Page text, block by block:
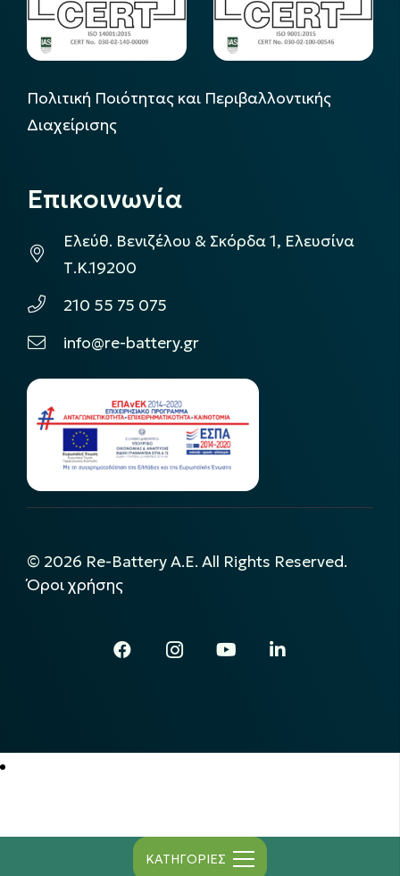
ΚΑΤΗΓΟΡΙΕΣ
Πολιτική Ποιότητας και Περιβαλλοντικής
Διαχείρισης
Επικοινωνία
Ελεύθ. Βενιζέλου & Σκόρδα 1, Ελευσίνα
Τ.Κ.19200
210 55 75 075
info@re-battery.gr
© 2026 Re-Battery A.E. All Rights Reserved.
Όροι χρήσης